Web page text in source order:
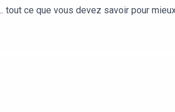
tout ce que vous devez savoir pour